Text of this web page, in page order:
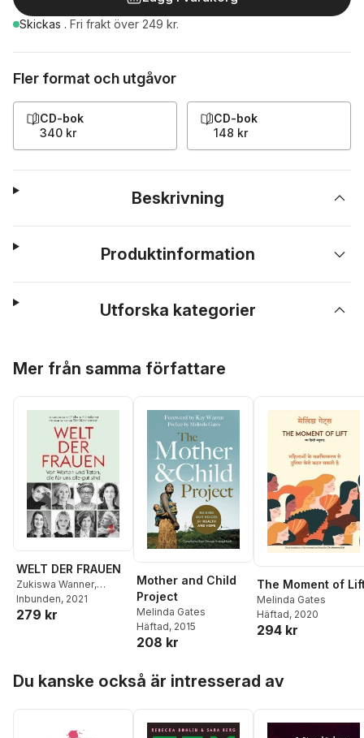
Skickas . Fri frakt över 249 kr.
Fler format och utgåvor
CD-bok
340 kr
CD-bok
148 kr
Beskrivning
Produktinformation
Utforska kategorier
Mer från samma författare
WELT DER FRAUEN
Zukiswa Wanner,
Jennifer Clement
Bineta Diop
Stevie Schmiedel
Georgine Kellermann,
Kristina Lunz,Achinoam
Inbunden, 2021
279 kr
Mother and Child
Project
Melinda Gates
Häftad, 2015
208 kr
The Moment of
Melinda Gates
Häftad, 2020
294 kr
Du kanske också är intresserad av